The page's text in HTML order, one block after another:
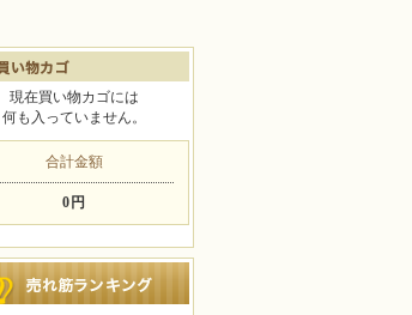
買い物かご
店舗案内
現在買い物カゴには
何も入っていません。
合計金額
0円